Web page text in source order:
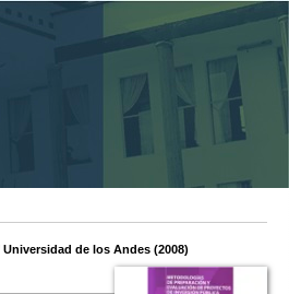
Universidad de los Andes (2008)